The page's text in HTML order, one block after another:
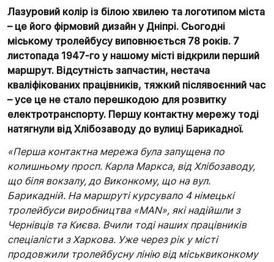
Лазуровий колір із білою хвилею та логотипом міста
– це його фірмовий дизайн у Дніпрі. Сьогодні
міському тролейбусу виповнюється 78 років. 7
листопада 1947-го у нашому місті відкрили перший
маршрут. Відсутність запчастин, нестача
кваліфікованих працівників, тяжкий післявоєнний час
– усе це не стало перешкодою для розвитку
електротранспорту. Першу контактну мережу тоді
натягнули від Хлібозаводу до вулиці Барикадної.
«Перша контактна мережа була запущена по
колишньому просп. Карла Маркса, від Хлібозаводу,
що біля вокзалу, до Виконкому, що на вул.
Барикадній. На маршруті курсувало 4 німецькі
тролейбуси виробництва «MAN», які надійшли з
Чернівців та Києва. Вчили тоді наших працівників
спеціалісти з Харкова. Уже через рік у місті
продовжили тролейбусну лінію від міськвиконкому